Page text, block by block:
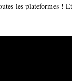
les plateformes ! Et